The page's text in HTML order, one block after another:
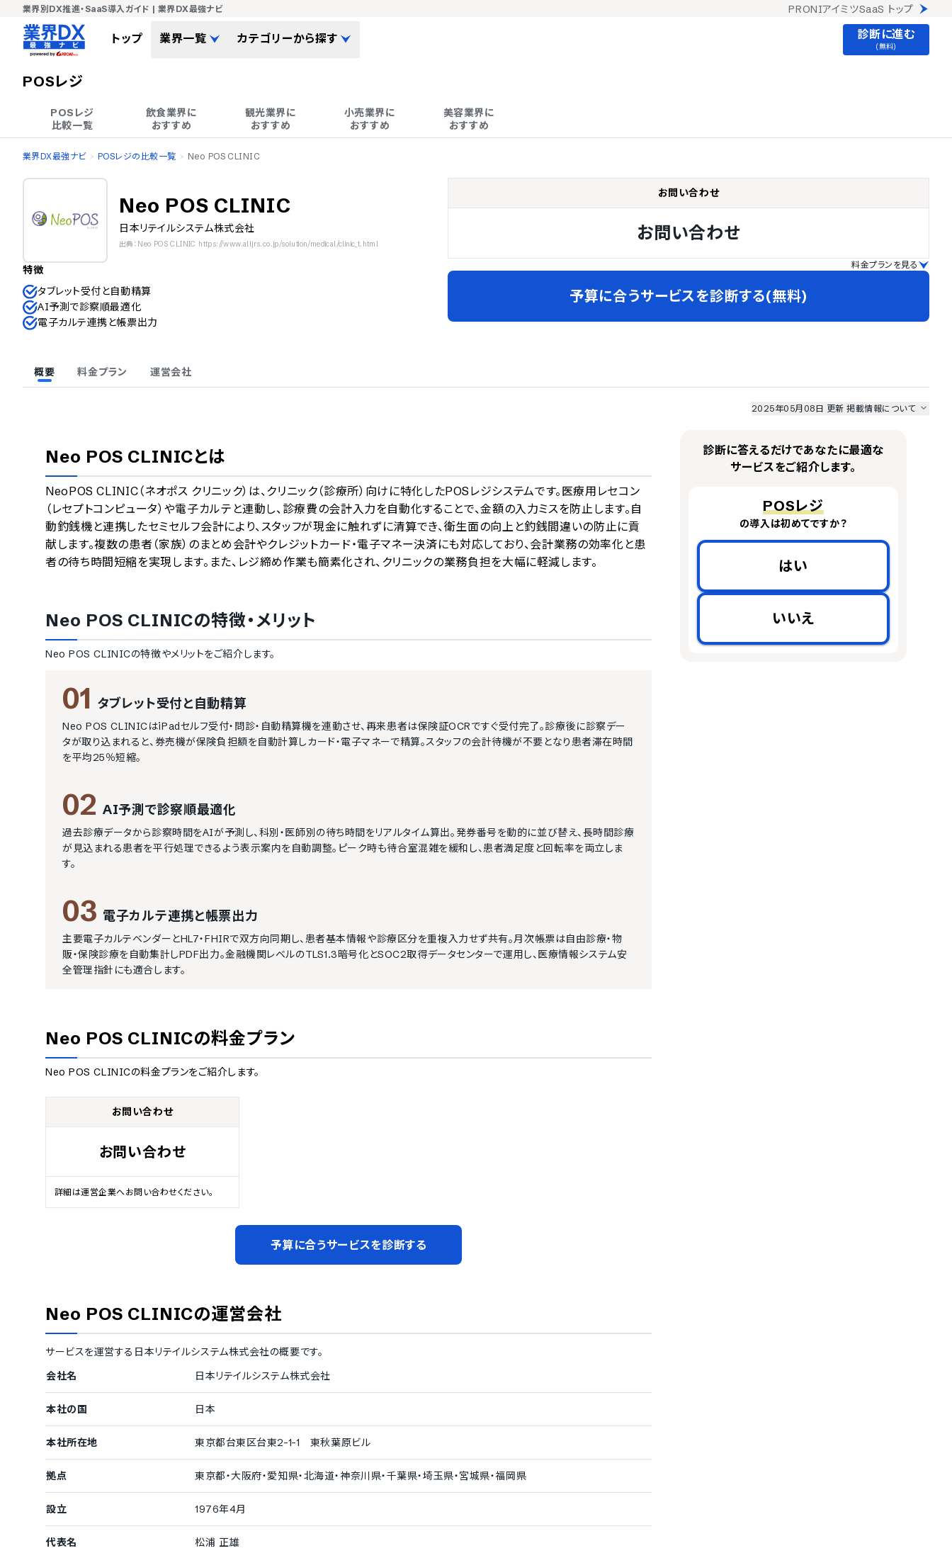
業界別DX推進・SaaS導入ガイド | 業界DX最強ナビ PRONIアイミツSaaS トップ
トップ 業界一覧 カテゴリーから探す 診断に進む
(無料)
POSレジ
POSレジ
比較一覧
飲食業界に
おすすめ
観光業界に
おすすめ
小売業界に
おすすめ
美容業界に
おすすめ
業界DX最強ナビ POSレジの比較一覧 Neo POS CLINIC
Neo POS CLINIC
日本リテイルシステム株式会社
出典：Neo POS CLINIC https://www.alljrs.co.jp/solution/medical/clinic_t.html
特徴
タブレット受付と自動精算
AI予測で診察順最適化
電子カルテ連携と帳票出力
お問い合わせ
お問い合わせ
料金プランを見る
予算に合うサービスを診断する(無料)
概要 料金プラン 運営会社
2025年05月08日 更新掲載情報について
一部
PRONIアイミツSaaS
のサービスデータを参照しています。
業界DX最強ナビ編集部 情報取得元
Neo POS CLINICとは
NeoPOS CLINIC（ネオポス クリニック）は、クリニック（診療所）向けに特化したPOSレジシステムです。医療用レセコン
（レセプトコンピュータ）や電子カルテと連動し、診療費の会計入力を自動化することで、金額の入力ミスを防止します。自
動釣銭機と連携したセミセルフ会計により、スタッフが現金に触れずに清算でき、衛生面の向上と釣銭間違いの防止に貢
献します。複数の患者（家族）のまとめ会計やクレジットカード・電子マネー決済にも対応しており、会計業務の効率化と患
者の待ち時間短縮を実現します。また、レジ締め作業も簡素化され、クリニックの業務負担を大幅に軽減します。
Neo POS CLINICの特徴・メリット
Neo POS CLINICの特徴やメリットをご紹介します。
01 タブレット受付と自動精算
Neo POS CLINICはiPadセルフ受付・問診・自動精算機を連動させ、再来患者は保険証OCRですぐ受付完了。診療後に診察デー
タが取り込まれると、券売機が保険負担額を自動計算しカード・電子マネーで精算。スタッフの会計待機が不要となり患者滞在時間
を平均25％短縮。
02 AI予測で診察順最適化
過去診療データから診察時間をAIが予測し、科別・医師別の待ち時間をリアルタイム算出。発券番号を動的に並び替え、長時間診療
が見込まれる患者を平行処理できるよう表示案内を自動調整。ピーク時も待合室混雑を緩和し、患者満足度と回転率を両立しま
す。
03 電子カルテ連携と帳票出力
主要電子カルテベンダーとHL7・FHIRで双方向同期し、患者基本情報や診療区分を重複入力せず共有。月次帳票は自由診療・物
販・保険診療を自動集計しPDF出力。金融機関レベルのTLS1.3暗号化とSOC2取得データセンターで運用し、医療情報システム安
全管理指針にも適合します。
Neo POS CLINICの料金プラン
Neo POS CLINICの料金プランをご紹介します。
お問い合わせ
お問い合わせ
詳細は運営企業へお問い合わせください。
予算に合うサービスを診断する
Neo POS CLINICの運営会社
サービスを運営する 日本リテイルシステム株式会社の概要です。
会社名
日本リテイルシステム株式会社
本社の国 日本
本社所在地 東京都台東区台東2-1-1 東秋葉原ビル
拠点 東京都・大阪府・愛知県・北海道・神奈川県・千葉県・埼玉県・宮城県・福岡県
設立 1976年4月
代表名 松浦 正雄
診断に答えるだけであなたに最適な
サービスをご紹介します。
POSレジ
の導入は初めてですか？
はい
いいえ